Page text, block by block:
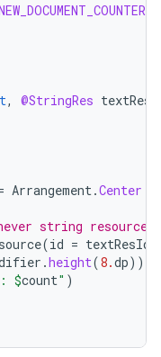
, @StringRes
Arrangement .Center
string resource ID
(id = textResId
.height(8.dp))
$count" )